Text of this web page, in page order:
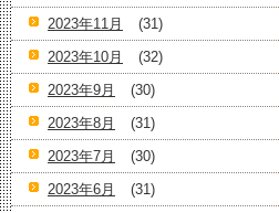
2023年11月
(31)
2023年10月
(32)
2023年9月
(30)
2023年8月
(31)
2023年7月
(30)
2023年6月
(31)